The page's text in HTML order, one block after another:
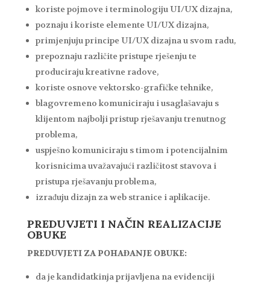
koriste pojmove i terminologiju UI/UX dizajna,
poznaju i koriste elemente UI/UX dizajna,
primjenjuju principe UI/UX dizajna u svom radu,
prepoznaju različite pristupe rješenju te
produciraju kreativne radove,
koriste osnove vektorsko-grafičke tehnike,
blagovremeno komuniciraju i usaglašavaju s
klijentom najbolji pristup rješavanju trenutnog
problema,
uspješno komuniciraju s timom i potencijalnim
korisnicima uvažavajući različitost stavova i
pristupa rješavanju problema,
izrađuju dizajn za web stranice i aplikacije.
PREDUVJETI I NAČIN REALIZACIJE
OBUKE
PREDUVJETI ZA POHAĐANJE OBUKE:
da je kandidatkinja prijavljena na evidenciji